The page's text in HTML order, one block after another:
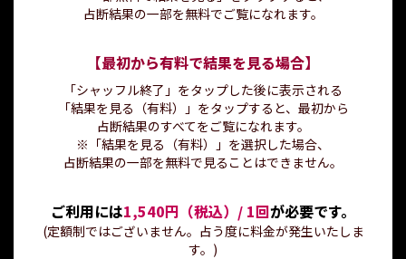
占断結果の一部を無料でご覧になれます。
【最初から有料で結果を見る場合】
「シャッフル終了」をタップした後に表示される
「結果を見る（有料）」をタップすると、最初から
占断結果のすべてをご覧になれます。
※「結果を見る（有料）」を選択した場合、
占断結果の一部を無料で見ることはできません。
ご利用には1,540円（税込）/ 1回が必要です。
(定額制ではございません。占う度に料金が発生いたしま
す。)